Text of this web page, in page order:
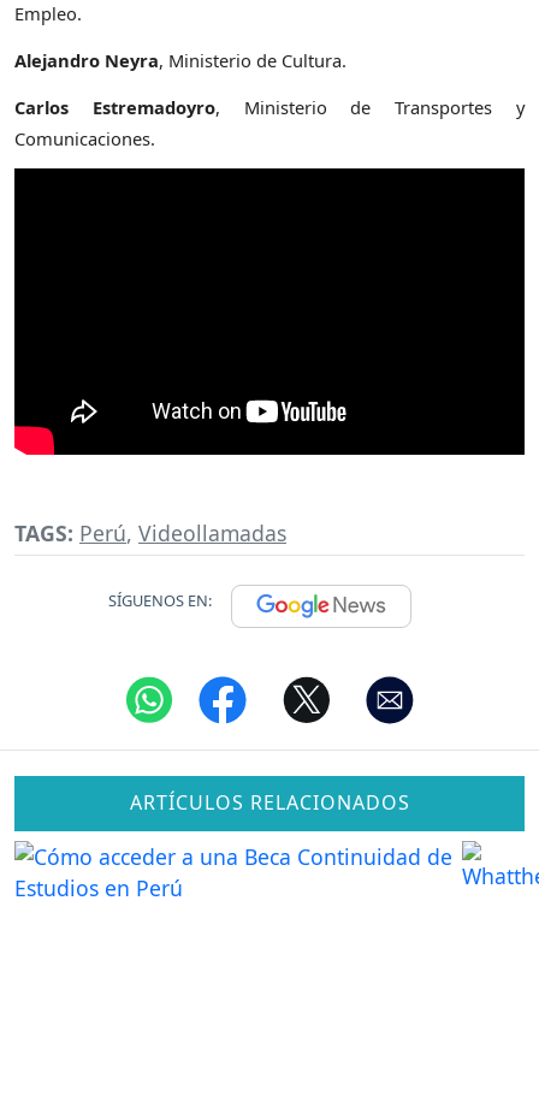
Empleo.
Alejandro Neyra, Ministerio de Cultura.
Carlos Estremadoyro, Ministerio de Transportes y
Comunicaciones.
TAGS: Perú, Videollamadas
SÍGUENOS EN:
ARTÍCULOS RELACIONADOS